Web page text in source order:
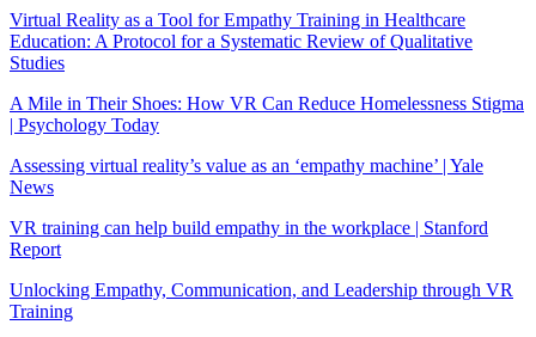
Virtual Reality as a Tool for Empathy Training in Healthcare
Education: A Protocol for a Systematic Review of Qualitative
Studies
A Mile in Their Shoes: How VR Can Reduce Homelessness Stigma
| Psychology Today
Assessing virtual reality’s value as an ‘empathy machine’ | Yale
News
VR training can help build empathy in the workplace | Stanford
Report
Unlocking Empathy, Communication, and Leadership through VR
Training